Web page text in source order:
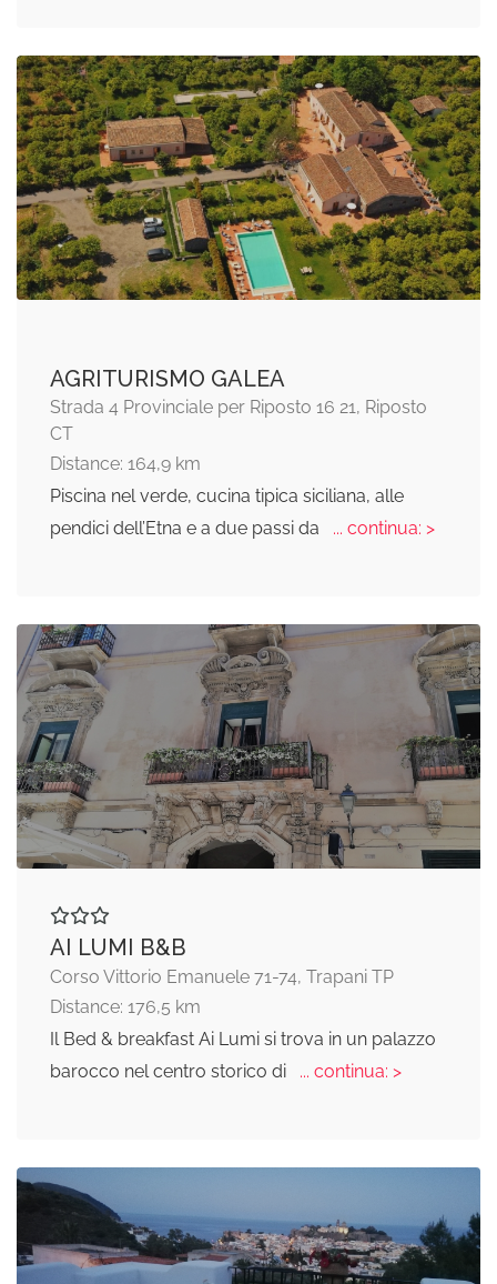
AGRITURISMO GALEA
Strada 4 Provinciale per Riposto 16 21, Riposto
CT
Distance: 164,9 km
Piscina nel verde, cucina tipica siciliana, alle
pendici dell’Etna e a due passi da
... continua: >
AI LUMI B&B
Corso Vittorio Emanuele 71-74, Trapani TP
Distance: 176,5 km
Il Bed & breakfast Ai Lumi si trova in un palazzo
barocco nel centro storico di
... continua: >